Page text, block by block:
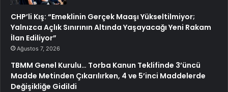
CHP’li Kış: “Emeklinin Gerçek Maaşı Yükseltilmiyor;
Yalnızca Açlık Sınırının Altında Yaşayacağı Yeni Rakam
İlan Ediliyor”
Ağustos 7, 2026
TBMM Genel Kurulu… Torba Kanun Teklifinde 3’üncü
Madde Metinden Çıkarılırken, 4 ve 5’inci Maddelerde
Değişikliğe Gidildi